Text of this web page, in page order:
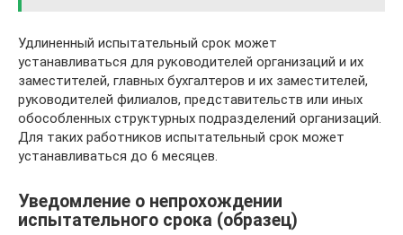
Удлиненный испытательный срок может
устанавливаться для руководителей организаций и их
заместителей, главных бухгалтеров и их заместителей,
руководителей филиалов, представительств или иных
обособленных структурных подразделений организаций.
Для таких работников испытательный срок может
устанавливаться до 6 месяцев.
Уведомление о непрохождении
испытательного срока (образец)